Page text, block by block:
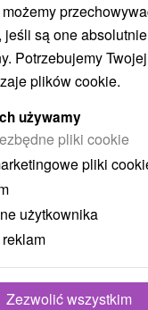
jeśli są one
Potrzebujemy
plików cookie.
używamy
pliki cookie
pliki
użytkownika
Zezwolić wszystkim